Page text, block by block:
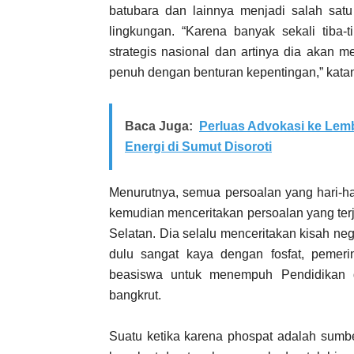
batubara dan lainnya menjadi salah
lingkungan. “Karena banyak sekali
strategis nasional dan artinya dia akan
penuh dengan benturan kepentingan,”
Baca Juga:
Perluas Advokasi ke
Energi di Sumut Disoroti
Menurutnya, semua persoalan yang hari-
kemudian menceritakan persoalan yang
Selatan. Dia selalu menceritakan kisah
dulu sangat kaya dengan fosfat,
beasiswa untuk menempuh
bangkrut.
Suatu ketika karena phospat adalah